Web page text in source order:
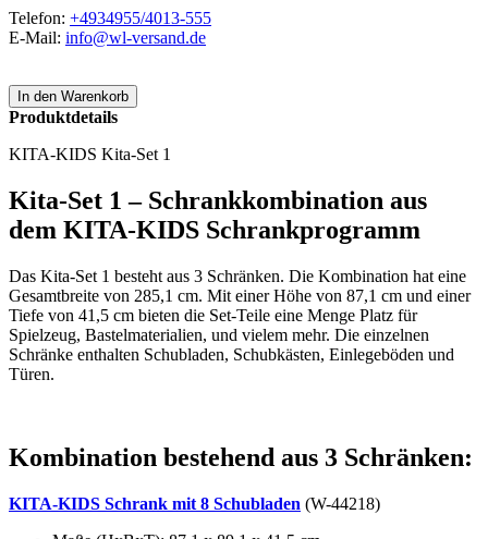
Telefon: +4934955/4013-555
E-Mail: info@wl-versand.de
Produktdetails
KITA-KIDS Kita-Set 1
Kita-Set 1 – Schrankkombination aus
dem KITA-KIDS Schrankprogramm
Das Kita-Set 1 besteht aus 3 Schränken. Die Kombination hat eine
Gesamtbreite von 285,1 cm. Mit einer Höhe von 87,1 cm und einer
Tiefe von 41,5 cm bieten die Set-Teile eine Menge Platz für
Spielzeug, Bastelmaterialien, und vielem mehr. Die einzelnen
Schränke enthalten Schubladen, Schubkästen, Einlegeböden und
Türen.
Kombination bestehend aus 3 Schränken:
KITA-KIDS Schrank mit 8 Schubladen (W-44218)